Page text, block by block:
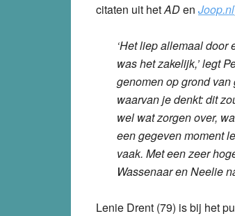
citaten uit hetADen Joop.nl
‘Het liep allemaal
was het zakelijk,’ legt
genomen op grond
waarvan je denkt: dit
wel wat zorgen over,
een gegeven moment
vaak. Met een zeer
Wassenaar en Neelie
Lenie Drent (79) is bij het